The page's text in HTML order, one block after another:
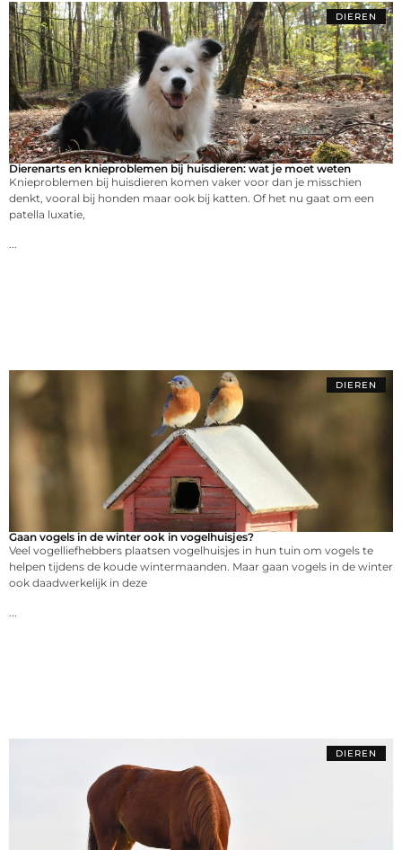
DIEREN
Dierenarts en knieproblemen bij huisdieren: wat je moet weten
Knieproblemen bij huisdieren komen vaker voor dan je misschien
denkt, vooral bij honden maar ook bij katten. Of het nu gaat om een
patella luxatie,
DIEREN
Gaan vogels in de winter ook in vogelhuisjes?
Veel vogelliefhebbers plaatsen vogelhuisjes in hun tuin om vogels te
helpen tijdens de koude wintermaanden. Maar gaan vogels in de winter
ook daadwerkelijk in deze
DIEREN